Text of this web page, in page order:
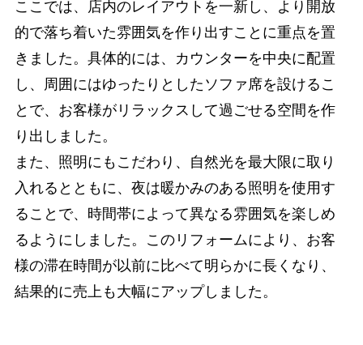
ここでは、店内のレイアウトを一新し、より開放
的で落ち着いた雰囲気を作り出すことに重点を置
きました。具体的には、カウンターを中央に配置
し、周囲にはゆったりとしたソファ席を設けるこ
とで、お客様がリラックスして過ごせる空間を作
り出しました。
また、照明にもこだわり、自然光を最大限に取り
入れるとともに、夜は暖かみのある照明を使用す
ることで、時間帯によって異なる雰囲気を楽しめ
るようにしました。このリフォームにより、お客
様の滞在時間が以前に比べて明らかに長くなり、
結果的に売上も大幅にアップしました。